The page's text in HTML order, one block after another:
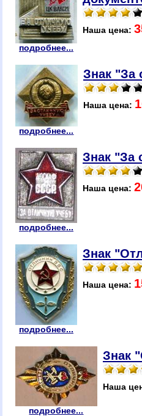
подробнее...
Наша цена:
подробнее...
Знак "За
Наша цена:
подробнее...
Знак "За
Наша цена:
подробнее...
Знак
Наша цена:
подробнее...
Знак
Наша